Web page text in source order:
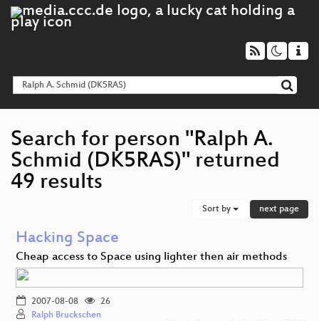
Search for person "Ralph A.
Schmid (DK5RAS)" returned
49 results
Sort by next page
Hacking Space
Cheap access to Space using lighter then air methods
2007-08-08
26
Ralph Bruckschen